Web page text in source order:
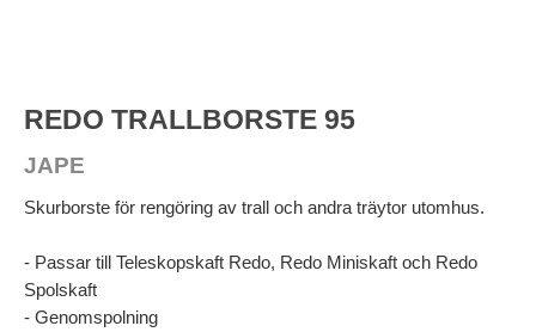
REDO TRALLBORSTE 95
JAPE
Skurborste för rengöring av trall och andra träytor utomhus.
- Passar till Teleskopskaft Redo, Redo Miniskaft och Redo
Spolskaft
- Genomspolning